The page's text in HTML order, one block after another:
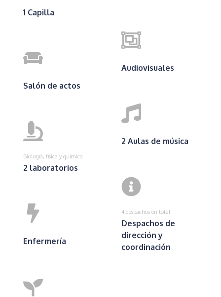
1 Capilla
Salón de actos
Biología, física y química
2 laboratorios
Enfermería
Audiovisuales
2 Aulas de música
4 despachos en total
Despachos de
dirección y
coordinación